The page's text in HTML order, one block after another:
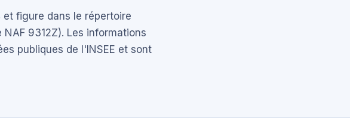
et figure dans le répertoire
9312Z). Les informations
publiques de l'INSEE et sont